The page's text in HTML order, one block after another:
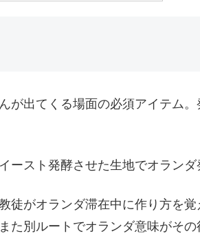
が出てくる場面の必須アイテム
ースト発酵させた生地でオランダ
徒がオランダ滞在中に作り方を
た別ルートでオランダ意味がそ